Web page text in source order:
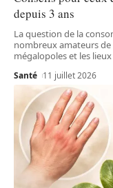
depuis 3 ans
La question de la
nombreux amateurs
mégalopoles et les
Santé 11 juillet 2026